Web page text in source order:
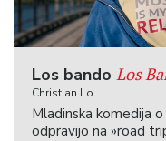
Los bando Los
Christian Lo
Mladinska komedija
odpravijo na »road